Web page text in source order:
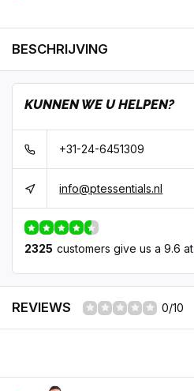
BESCHRIJVING
KUNNEN WE U HELPEN?
+31-24-6451309
info@ptessentials.nl
2325 customers give us a 9.6 at
REVIEWS 0/10